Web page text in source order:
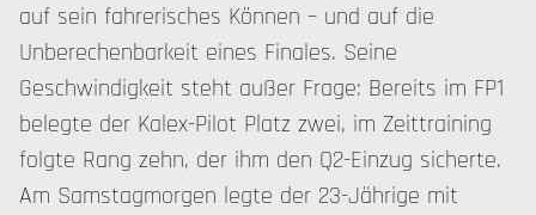
auf sein fahrerisches Können – und auf die
Unberechenbarkeit eines Finales. Seine
Geschwindigkeit steht außer Frage: Bereits im FP1
belegte der Kalex-Pilot Platz zwei, im Zeittraining
folgte Rang zehn, der ihm den Q2-Einzug sicherte.
Am Samstagmorgen legte der 23-Jährige mit